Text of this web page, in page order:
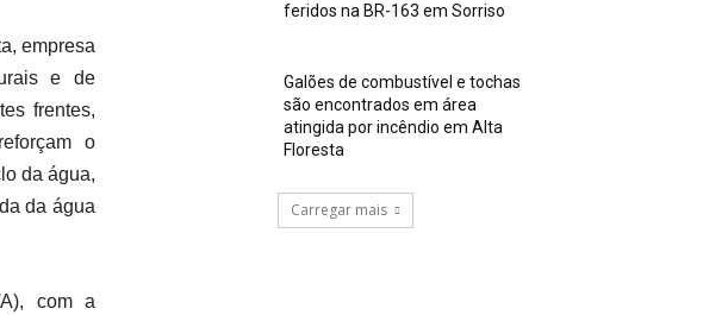
empresa
e de
frentes,
o
da água,
da água
com a
feridos na BR-163 em Sorriso
Galões de combustível e tochas
são encontrados em área
atingida por incêndio em Alta
Floresta
Carregar mais